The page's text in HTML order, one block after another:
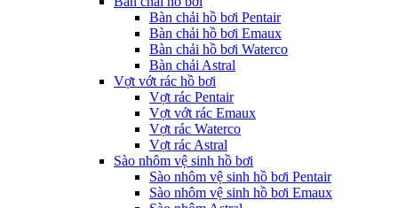
Bàn chải hồ bơi Pentair
Bàn chải hồ bơi Emaux
Bàn chải hồ bơi Waterco
Bàn chải Astral
Vợt vớt rác hồ bơi
Vợt rác Pentair
Vợt vớt rác Emaux
Vợt rác Waterco
Vợt rác Astral
Sào nhôm vệ sinh hồ bơi
Sào nhôm vệ sinh hồ bơi Pentair
Sào nhôm vệ sinh hồ bơi Emaux